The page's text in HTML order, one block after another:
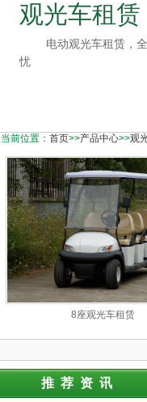
观光车租赁
电动观光车租赁，
忧
当前位置： 首页>>产品中心>>观
8座观光车租赁
推荐资讯